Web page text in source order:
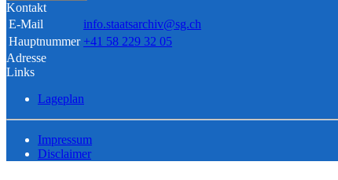
Kontakt
E-Mail
info.staatsarchiv@sg.ch
Hauptnummer +41 58 229 32 05
Adresse
Links
Lageplan
Impressum
Disclaimer